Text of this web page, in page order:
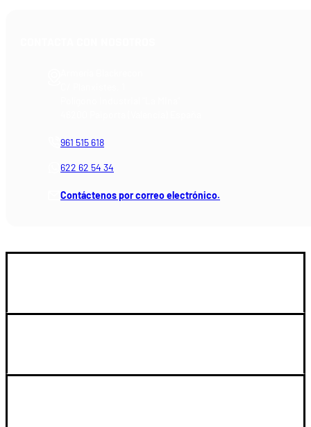
961 515 618
622 62 54 34
Contáctenos por correo electrónico.